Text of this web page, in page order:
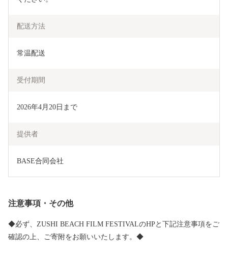
配送方法
常温配送
受付期間
2026年4月20日まで
提供者
BASE合同会社
注意事項・その他
◆必ず、ZUSHI BEACH FILM FESTIVALのHPと下記注意事項をご
確認の上、ご寄附をお願いいたします。◆